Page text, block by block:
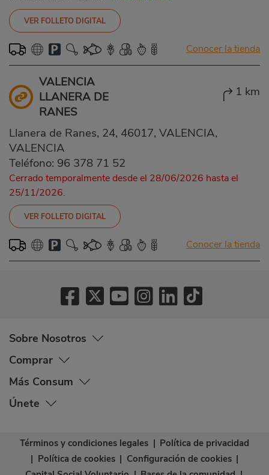
VER FOLLETO DIGITAL
Conocer la tienda
VALENCIA
LLANERA DE
RANES
1 km
Llanera de Ranes, 24, 46017, VALENCIA,
VALENCIA
Teléfono: 96 378 71 52
Cerrado temporalmente desde el 28/06/2026 hasta el
25/11/2026.
VER FOLLETO DIGITAL
Conocer la tienda
Sobre Nosotros
Comprar
Más Consum
Únete
Términos y condiciones legales | Política de privacidad
| Política de cookies | Configuración de cookies |